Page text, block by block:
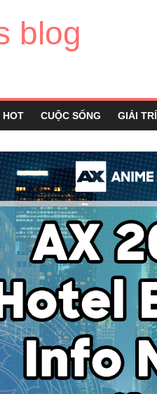
blog
HOT CUỘC SỐNG GIẢI TRÍ